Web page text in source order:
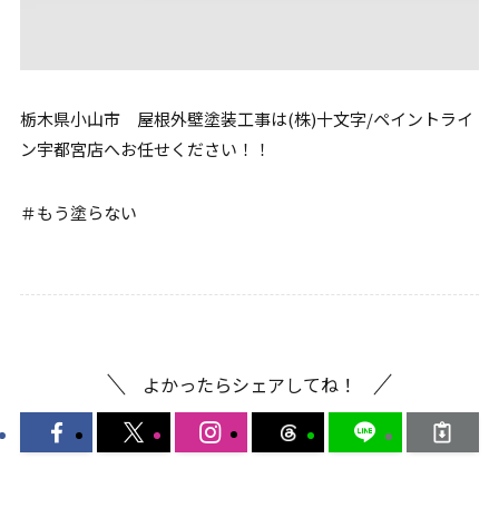
栃木県小山市 屋根外壁塗装工事は(株)十文字/ペイントライ
ン宇都宮店へお任せください！！
＃もう塗らない
よかったらシェアしてね！